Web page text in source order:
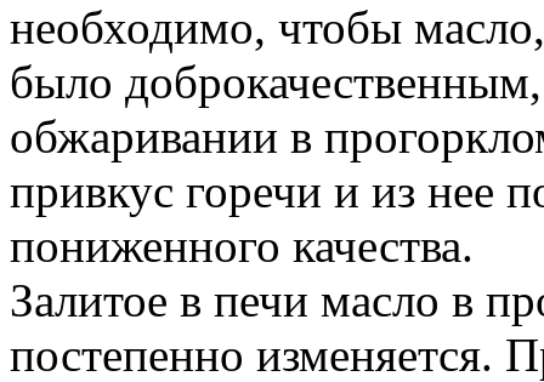
необходимо, чтобы
было
обжаривании в
привкус горечи и из нее
пониженного качества.
Залитое в печи масло в
постепенно изменяется.